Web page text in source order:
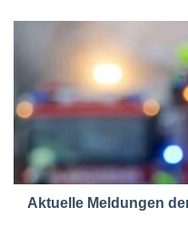
Aktuelle Meldungen